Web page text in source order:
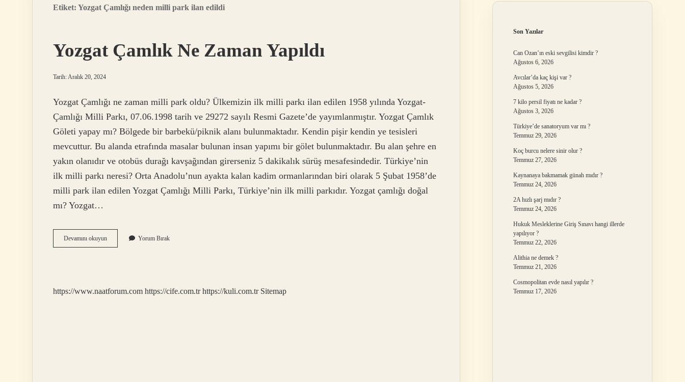
Etiket: Yozgat Çamlığı neden milli park ilan edildi
Yozgat Çamlık Ne Zaman Yapıldı
Tarih: Aralık 20, 2024
Yozgat Çamlığı ne zaman milli park oldu? ​Ülkemizin ilk milli parkı ilan edilen 1958 yılında Yozgat-
Çamlığı Milli Parkı, 07.06.1998 tarih ve 29272 sayılı Resmi Gazete’de yayımlanmıştır. Yozgat Çamlık
Göleti yapay mı? Bölgede bir barbekü/piknik alanı bulunmaktadır. Kendin pişir kendin ye tesisleri
mevcuttur. Bu alanda etrafında masalar bulunan insan yapımı bir gölet bulunmaktadır. Bu alan şehre en
yakın olanıdır ve otobüs durağı kavşağından girerseniz 5 dakikalık sürüş mesafesindedir. Türkiye’nin
ilk milli parkı neresi? Orta Anadolu’nun ayakta kalan kadim ormanlarından biri olarak 5 Şubat 1958’de
milli park ilan edilen Yozgat Çamlığı Milli Parkı, Türkiye’nin ilk milli parkıdır. Yozgat çamlığı doğal
mı? Yozgat…
Devamını okuyunYozgat
Çamlık
Yorum Bırak
https://www.naatforum.com https://cife.com.tr https://kuli.com.tr Sitemap
Son Yazılar
Can Ozan’ın eski sevgilisi kimdir ?
Ağustos 6, 2026
Avcılar’da kaç kişi var ?
Ağustos 5, 2026
7 kilo persil fiyatı ne kadar ?
Ağustos 3, 2026
Türkiye’de sanatoryum var mı ?
Temmuz 29, 2026
Koç burcu nelere sinir olur ?
Temmuz 27, 2026
Kaynanaya bakmamak günah mıdır ?
Temmuz 24, 2026
2A hızlı şarj mıdır ?
Temmuz 24, 2026
Hukuk Mesleklerine Giriş Sınavı hangi illerde
yapılıyor ?
Temmuz 22, 2026
Alithia ne demek ?
Temmuz 21, 2026
Cosmopolitan evde nasıl yapılır ?
Temmuz 17, 2026